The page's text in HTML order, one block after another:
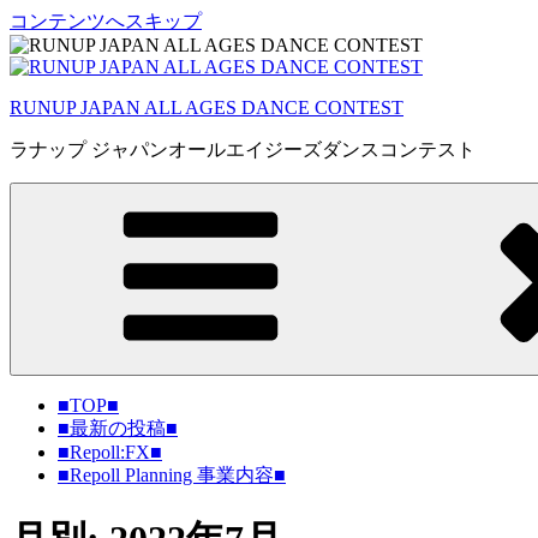
コンテンツへスキップ
RUNUP JAPAN ALL AGES DANCE CONTEST
ラナップ ジャパンオールエイジーズダンスコンテスト
■TOP■
■最新の投稿■
■Repoll:FX■
■Repoll Planning 事業内容■